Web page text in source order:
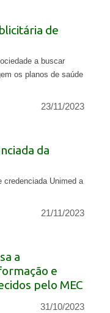
de
a buscar
os planos de saúde
23/11/2023
da
credenciada Unimed a
21/11/2023
a
e
pelo MEC
31/10/2023